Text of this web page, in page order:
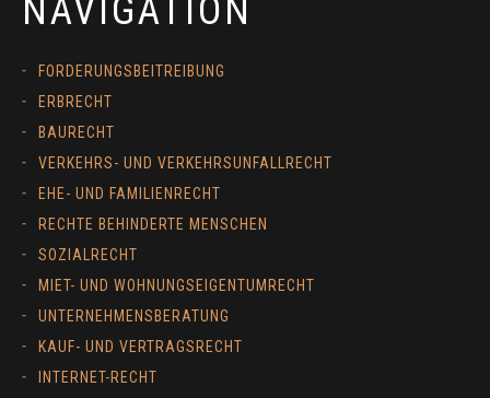
NAVIGATION
FORDERUNGSBEITREIBUNG
ERBRECHT
BAURECHT
VERKEHRS- UND VERKEHRSUNFALLRECHT
EHE- UND FAMILIENRECHT
RECHTE BEHINDERTE MENSCHEN
SOZIALRECHT
MIET- UND WOHNUNGSEIGENTUMRECHT
UNTERNEHMENSBERATUNG
KAUF- UND VERTRAGSRECHT
INTERNET-RECHT